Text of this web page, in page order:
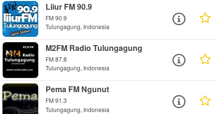
Liiur FM 90.9
FM 90.9
Tulungagung, Indonesia
M2FM Radio Tulungagung
FM 87.8
Tulungagung, Indonesia
Pema FM Ngunut
FM 91.3
Tulungagung, Indonesia